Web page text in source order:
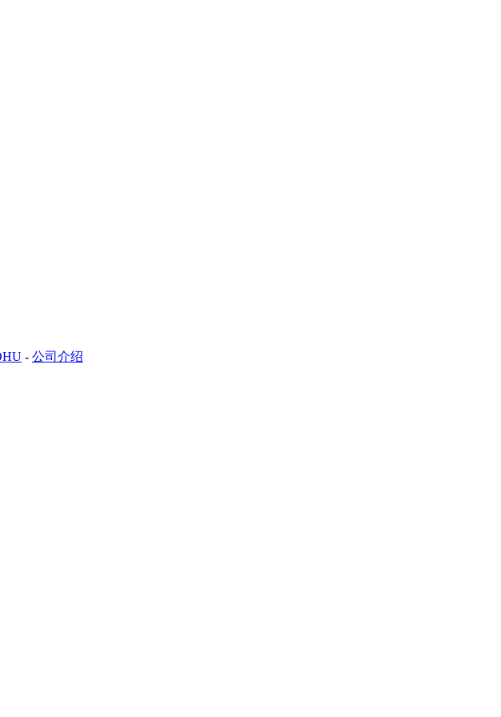
- 公司介绍